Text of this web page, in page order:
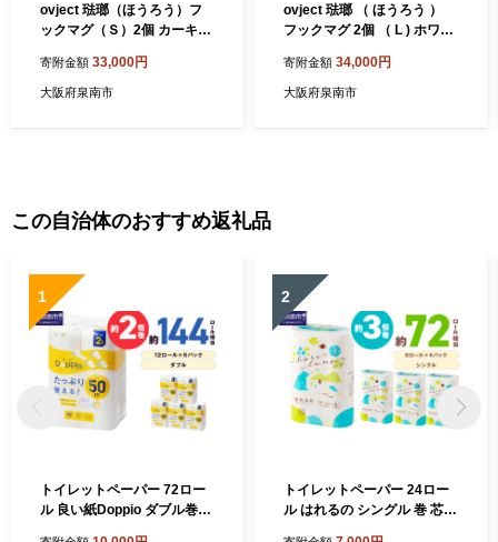
ovject 琺瑯（ほうろう）フ
ックマグ（Ｓ）2個 カーキｘ
寄附金額 33,000円
大阪府泉南市
ovject 琺瑯 （ ほうろう ）
フックマグ 2個 （ L ) ホワイ
4】
寄附金額 34,000円
大阪府泉南市
この自治体のおすすめ返礼品
1
トイレットペーパー 72ロー
ル 良い紙Doppio ダブル巻
2
トイレットペーパー 24ロー
ル はれるの シングル 巻 芯な